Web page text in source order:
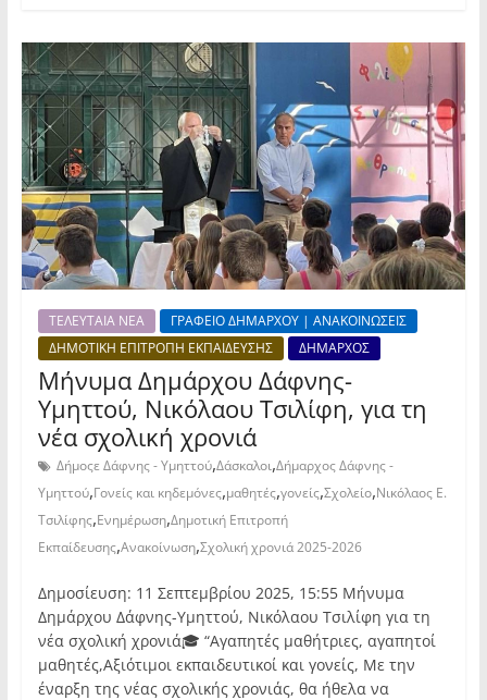
ΤΕΛΕΥΤΑΙΑ ΝΕΑ
ΓΡΑΦΕΙΟ ΔΗΜΑΡΧΟΥ | ΑΝΑΚΟΙΝΩΣΕΙΣ
ΔΗΜΟΤΙΚΗ ΕΠΙΤΡΟΠΗ ΕΚΠΑΙΔΕΥΣΗΣ
ΔΗΜΑΡΧΟΣ
Μήνυμα Δημάρχου Δάφνης-
Υμηττού, Νικόλαου Τσιλίφη, για τη
νέα σχολική χρονιά
Δήμοςε Δάφνης - Υμηττού,Δάσκαλοι,Δήμαρχος Δάφνης -
Υμηττού,Γονείς και κηδεμόνες,μαθητές,γονείς,Σχολείο,Νικόλαος Ε.
Τσιλίφης,Ενημέρωση,Δημοτική Επιτροπή
Εκπαίδευσης,Ανακοίνωση,Σχολική χρονιά 2025-2026
Δημοσίευση: 11 Σεπτεμβρίου 2025, 15:55 Μήνυμα
Δημάρχου Δάφνης-Υμηττού, Νικόλαου Τσιλίφη για τη
νέα σχολική χρονιά🎓 “Αγαπητές μαθήτριες, αγαπητοί
μαθητές,Αξιότιμοι εκπαιδευτικοί και γονείς, Με την
έναρξη της νέας σχολικής χρονιάς, θα ήθελα να